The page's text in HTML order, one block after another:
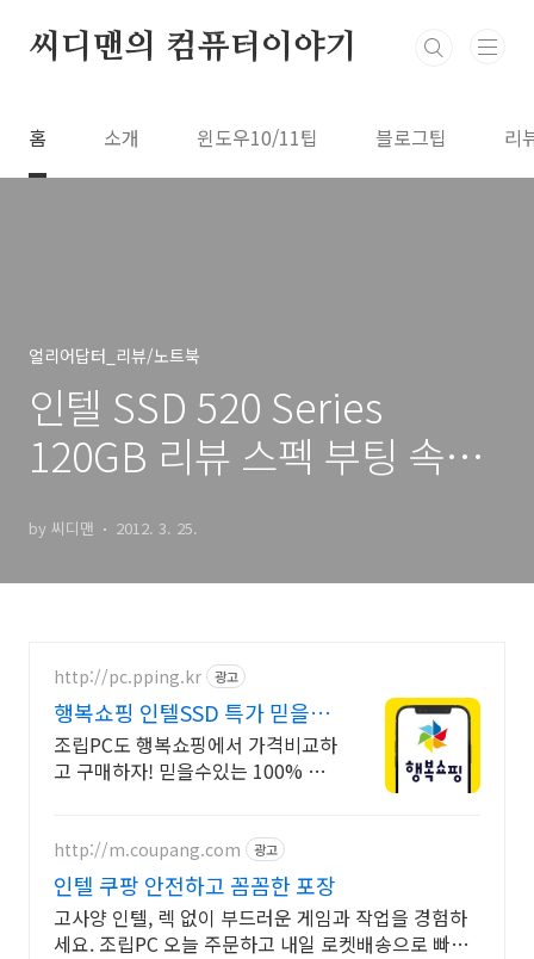
씨디맨의 컴퓨터이야기
홈 소개 윈도우10/11팁 블로그팁 리
얼리어답터_리뷰/노트북
인텔 SSD 520 Series
120GB 리뷰 스펙 부팅 속도
by 씨디맨 2012. 3. 25.
http://pc.pping.kr 광고
행복쇼핑 인텔SSD 특가 믿을수
있는 100% 매매보호
조립PC도 행복쇼핑에서 가격비교하
고 구매하자! 믿을수있는 100% 매
금 만나 보세요
http://m.coupang.com 광고
인텔 쿠팡 안전하고 꼼꼼한 포장
고사양 인텔, 렉 없이 부드러운 게임과 작업을 경험하
세요. 조립PC 오늘 주문하고 내일 로켓배송으로 빠르